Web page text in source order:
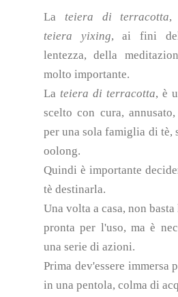
La teiera di terracotta,
teiera yixing, ai fini
lentezza, della
molto importante.
La teiera di terracotta, è
scelto con cura,
per una sola famiglia di tè,
oolong.
Quindi è importante
tè destinarla.
Una volta a casa, non
pronta per l'uso, ma è
una serie di azioni.
Prima dev'essere immersa
in una pentola, colma di